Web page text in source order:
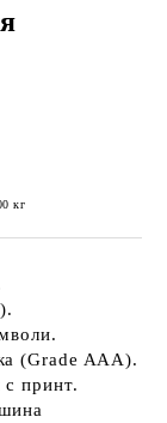
кг
(Grade AAA).
с принт.